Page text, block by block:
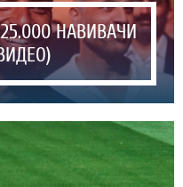
НАВИВАЧИ